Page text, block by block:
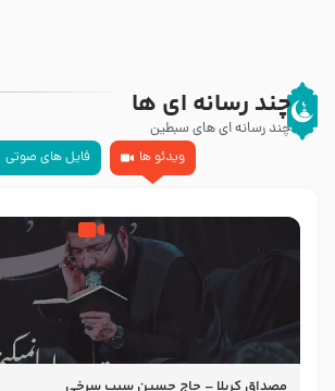
چند رسانه ای ها
چند رسانه ای های سبطین
ویدئو ها
فایل های صوتی
مصداق کربلا – حاج حسین سیب سرخی